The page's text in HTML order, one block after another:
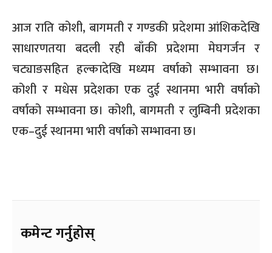
आज राति कोशी, बागमती र गण्डकी प्रदेशमा आंशिकदेखि
साधारणतया बदली रही बाँकी प्रदेशमा मेघगर्जन र
चट्याङसहित हल्कादेखि मध्यम वर्षाको सम्भावना छ।
कोशी र मधेस प्रदेशका एक दुई स्थानमा भारी वर्षाको
वर्षाको सम्भावना छ। कोशी, बागमती र लुम्बिनी प्रदेशका
एक–दुई स्थानमा भारी वर्षाको सम्भावना छ।
कमेन्ट गर्नुहोस्